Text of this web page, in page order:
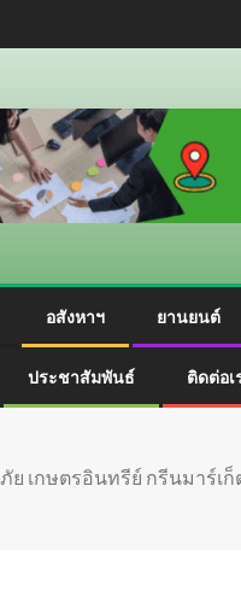
อสังหาฯ ยานยนต์
ประชาสัมพันธ์ ติดต่อเ
เกษตรอินทรีย์ กรีนมาร์